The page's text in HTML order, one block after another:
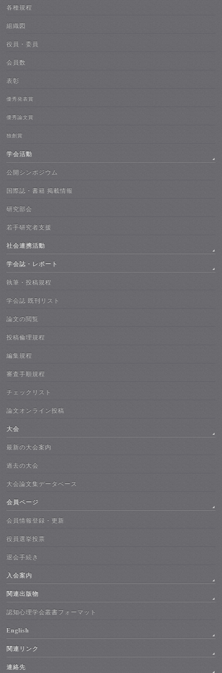
各種規程
組織図
役員・委員
会員数
表彰
優秀発表賞
優秀論文賞
独創賞
学会活動
公開シンポジウム
国際誌・書籍 掲載情報
研究部会
若手研究者支援
社会連携活動
学会誌・レポート
執筆・投稿規程
学会誌 既刊リスト
論文の閲覧
投稿倫理規程
編集規程
審査手順規程
チェックリスト
論文オンライン投稿
大会
最新の大会案内
過去の大会
大会論文集データベース
会員ページ
会員情報登録・更新
役員選挙投票
退会手続き
入会案内
関連出版物
認知心理学会叢書フォーマット
English
関連リンク
連絡先